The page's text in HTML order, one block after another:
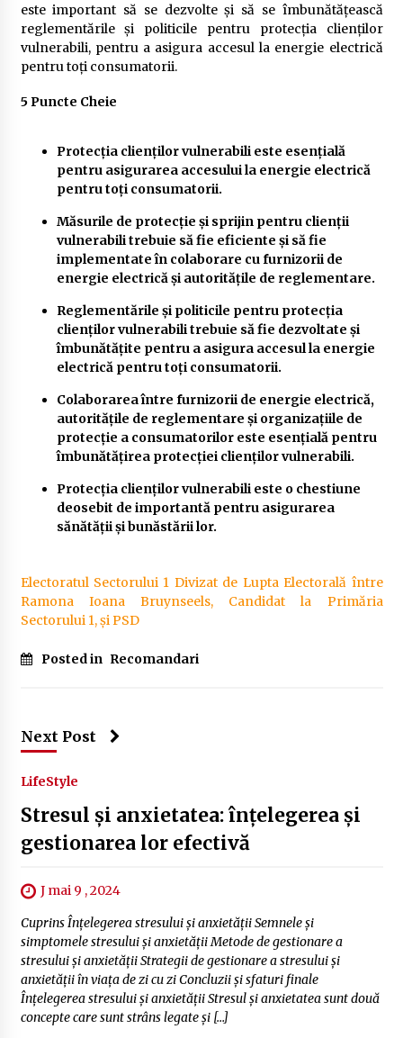
este important să se dezvolte și să se îmbunătățească
reglementările și politicile pentru protecția clienților
vulnerabili, pentru a asigura accesul la energie electrică
pentru toți consumatorii.
5 Puncte Cheie
Protecția clienților vulnerabili este esențială
pentru asigurarea accesului la energie electrică
pentru toți consumatorii.
Măsurile de protecție și sprijin pentru clienții
vulnerabili trebuie să fie eficiente și să fie
implementate în colaborare cu furnizorii de
energie electrică și autoritățile de reglementare.
Reglementările și politicile pentru protecția
clienților vulnerabili trebuie să fie dezvoltate și
îmbunătățite pentru a asigura accesul la energie
electrică pentru toți consumatorii.
Colaborarea între furnizorii de energie electrică,
autoritățile de reglementare și organizațiile de
protecție a consumatorilor este esențială pentru
îmbunătățirea protecției clienților vulnerabili.
Protecția clienților vulnerabili este o chestiune
deosebit de importantă pentru asigurarea
sănătății și bunăstării lor.
Electoratul Sectorului 1 Divizat de Lupta Electorală între
Ramona Ioana Bruynseels, Candidat la Primăria
Sectorului 1, și PSD
Posted in Recomandari
Next Post
LifeStyle
Stresul și anxietatea: înțelegerea și
gestionarea lor efectivă
J mai 9 , 2024
Cuprins Înțelegerea stresului și anxietății Semnele și
simptomele stresului și anxietății Metode de gestionare a
stresului și anxietății Strategii de gestionare a stresului și
anxietății în viața de zi cu zi Concluzii și sfaturi finale
Înțelegerea stresului și anxietății Stresul și anxietatea sunt două
concepte care sunt strâns legate și […]